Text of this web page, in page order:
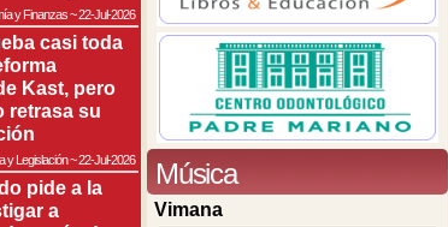
y Finanzas~22-Jul-2026
casi toda
Kast, pero
retrasa su
y Legislación~22-Jul-2026
pide a la
a
Música
Vimana